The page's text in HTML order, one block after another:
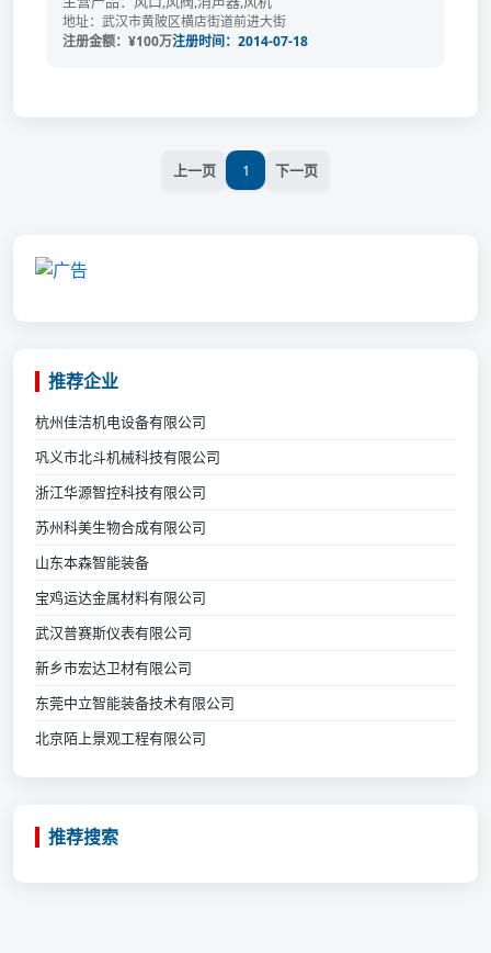
地址：武汉市黄陂区横店街道前进大街
注册金额：¥100万注册时间：2014-07-18
上一页 1 下一页
推荐企业
杭州佳洁机电设备有限公司
巩义市北斗机械科技有限公司
浙江华源智控科技有限公司
苏州科美生物合成有限公司
山东本森智能装备
宝鸡运达金属材料有限公司
武汉普赛斯仪表有限公司
新乡市宏达卫材有限公司
东莞中立智能装备技术有限公司
北京陌上景观工程有限公司
推荐搜索